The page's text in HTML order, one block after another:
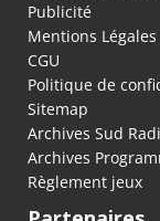
Publicité
Mentions Légales
CGU
Politique de
Sitemap
Archives Sud
Archives
Règlement jeux